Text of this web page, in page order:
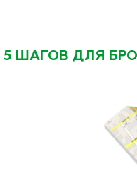
5 ШАГОВ ДЛЯ